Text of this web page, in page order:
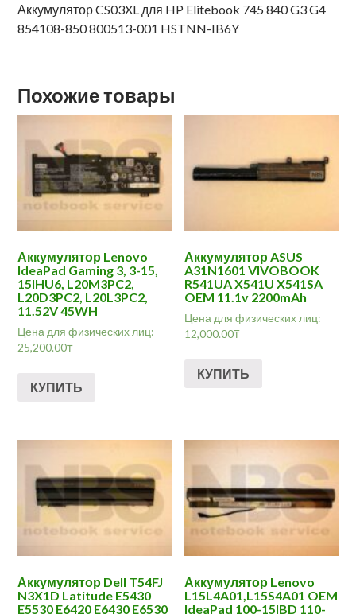
Аккумулятор CS03XL для HP Elitebook 745 840 G3 G4
854108-850 800513-001 HSTNN-IB6Y
Похожие товары
Аккумулятор Lenovo
IdeaPad Gaming 3, 3-15,
15IHU6, L20M3PC2,
L20D3PC2, L20L3PC2,
11.52V 45WH
Цена для физических лиц:
25,200.00₸
КУПИТЬ
Аккумулятор ASUS
A31N1601 VIVOBOOK
R541UA X541U X541SA
OEM 11.1v 2200mAh
Цена для физических лиц:
12,000.00₸
КУПИТЬ
Аккумулятор Dell T54FJ
N3X1D Latitude E5430
E5530 E6420 E6430 E6530
Аккумулятор Lenovo
L15L4A01,L15S4A01 OEM
IdeaPad 100-15IBD 110-